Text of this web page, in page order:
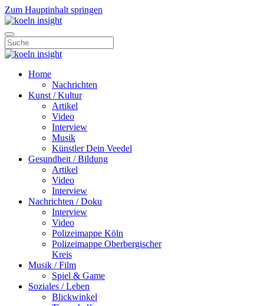
Zum Hauptinhalt springen
Home
Nachrichten
Kunst / Kultur
Artikel
Video
Interview
Musik
Künstler Dein Veedel
Gesundheit / Bildung
Artikel
Video
Interview
Nachrichten / Doku
Interview
Video
Polizeimappe Köln
Polizeimappe Oberbergischer
Kreis
Musik / Film
Spiel & Game
Soziales / Leben
Blickwinkel